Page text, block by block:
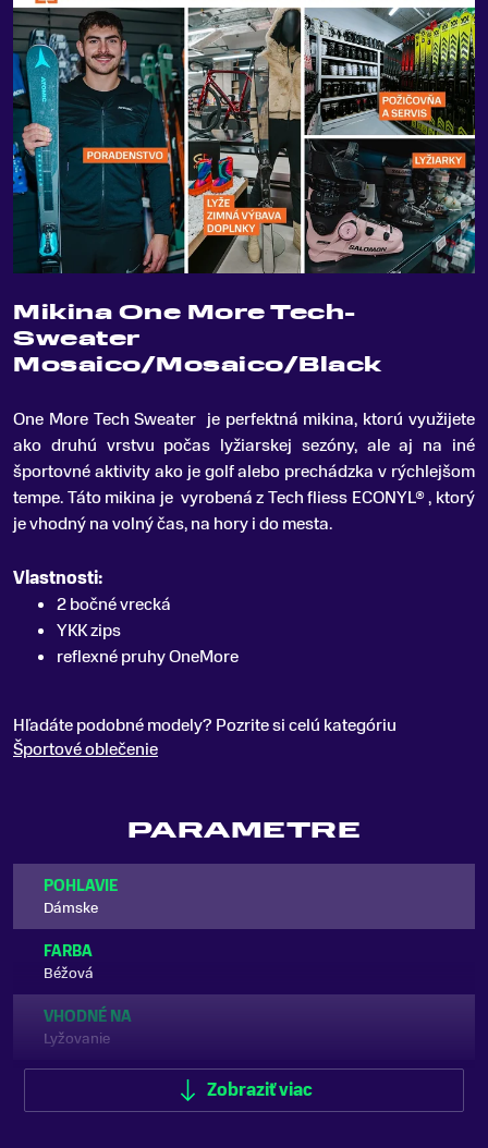
Mikina One More Tech-
Sweater
Mosaico/Mosaico/Black
One More Tech Sweater je perfektná mikina, ktorú využijete
ako druhú vrstvu počas lyžiarskej sezóny, ale aj na iné
športovné aktivity ako je golf alebo prechádzka v rýchlejšom
tempe.Táto mikina je vyrobená z Tech fliess ECONYL® , ktorý
je vhodný na volný čas, na hory i do mesta.
Vlastnosti:
2 bočné vrecká
YKK zips
reflexné pruhy OneMore
Hľadáte podobné modely? Pozrite si celú kategóriu
Športové oblečenie
PARAMETRE
POHLAVIE
Dámske
FARBA
Béžová
VHODNÉ NA
Lyžovanie
Zobraziť viac